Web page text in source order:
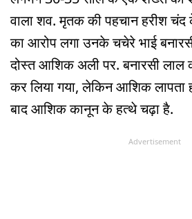
वाला शव. मृतक की पहचान हरीश चंद
का आरोप लगा उनके चचेरे भाई
दोस्त आशिक अली पर. बनारसी लाल
कर लिया गया, लेकिन आशिक लापता
बाद आशिक कानून के हत्थे चढ़ा है.
Advertisement